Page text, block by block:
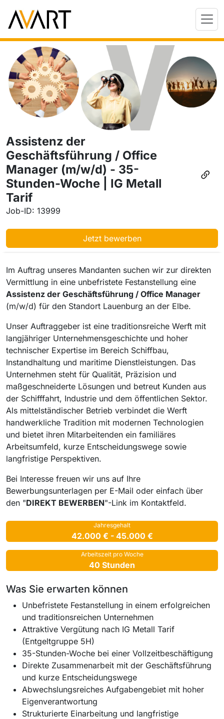
Assistenz der
Geschäftsführung / Office
Manager (m/w/d) - 35-
Stunden-Woche | IG Metall
Tarif
Job-ID: 13999
Jetzt bewerben
Im Auftrag unseres Mandanten suchen wir zur direkten
Vermittlung in eine unbefristete Festanstellung eine
Assistenz der Geschäftsführung / Office Manager
(m/w/d) für den Standort Lauenburg an der Elbe.
Unser Auftraggeber ist eine traditionsreiche Werft mit
langjähriger Unternehmensgeschichte und hoher
technischer Expertise im Bereich Schiffbau,
Instandhaltung und maritime Dienstleistungen. Das
Unternehmen steht für Qualität, Präzision und
maßgeschneiderte Lösungen und betreut Kunden aus
der Schifffahrt, Industrie und dem öffentlichen Sektor.
Als mittelständischer Betrieb verbindet die Werft
handwerkliche Tradition mit modernen Technologien
und bietet ihren Mitarbeitenden ein familiäres
Arbeitsumfeld, kurze Entscheidungswege sowie
langfristige Perspektiven.
Bei Interesse freuen wir uns auf Ihre
Bewerbungsunterlagen per E-Mail oder einfach über
den "DIREKT BEWERBEN"-Link im Kontaktfeld.
Jahresgehalt
42.000 € - 45.000 €
Arbeitszeit pro Woche
40 Stunden
Was Sie erwarten können
Unbefristete Festanstellung in einem erfolgreichen
und traditionsreichen Unternehmen
Attraktive Vergütung nach IG Metall Tarif
(Entgeltgruppe 5H)
35-Stunden-Woche bei einer Vollzeitbeschäftigung
Direkte Zusammenarbeit mit der Geschäftsführung
und kurze Entscheidungswege
Abwechslungsreiches Aufgabengebiet mit hoher
Eigenverantwortung
Strukturierte Einarbeitung und langfristige